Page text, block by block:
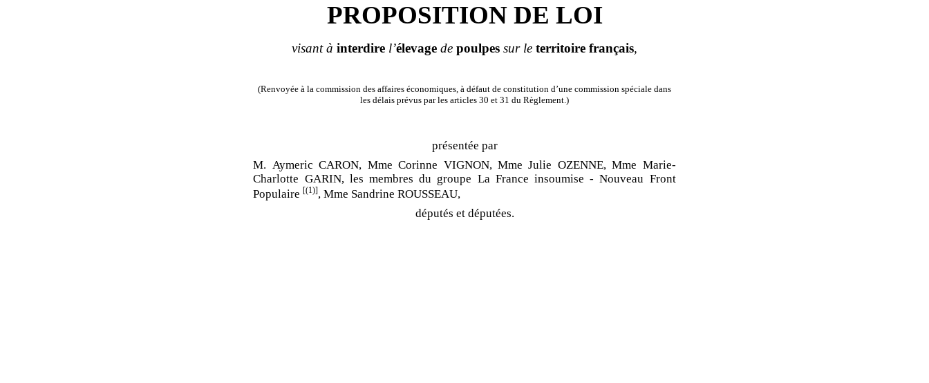
PROPOSITION DE LOI
visant à interdire l’élevage de poulpes sur le territoire français,
(Renvoyée à la commission des affaires économiques, à défaut de constitution d’une commission spéciale dans
les délais prévus par les articles 30 et 31 du Règlement.)
présentée par
M. Aymeric CARON, Mme Corinne VIGNON, Mme Julie OZENNE, Mme Marie-
Charlotte GARIN, les membres du groupe La France insoumise - Nouveau Front
Populaire [(1)] , Mme Sandrine ROUSSEAU,
députés et députées.